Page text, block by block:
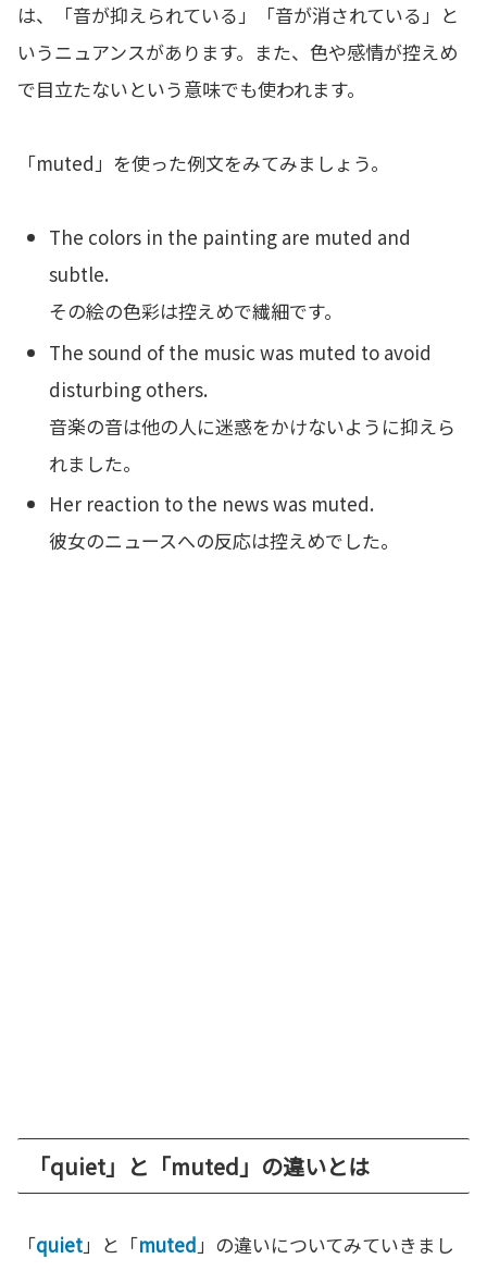
は、「音が抑えられている」「音が消されている」と
いうニュアンスがあります。また、色や感情が控えめ
で目立たないという意味でも使われます。
「muted」を使った例文をみてみましょう。
The colors in the painting are muted and
subtle.
その絵の色彩は控えめで繊細です。
The sound of the music was muted to avoid
disturbing others.
音楽の音は他の人に迷惑をかけないように抑えら
れました。
Her reaction to the news was muted.
彼女のニュースへの反応は控えめでした。
「quiet」と「muted」の違いとは
「quiet」と「muted」の違いについてみていきまし